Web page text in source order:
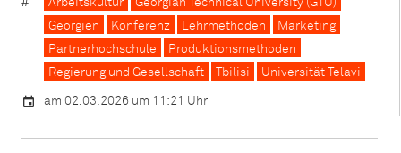
Arbeitskultur
Georgian Technical University (GTU)
Georgien
Konferenz Lehrmethoden
Marketing
Partnerhochschule
Produktionsmethoden
Regierung und Gesellschaft
Tbilisi Universität Telavi
am 02.03.2026 um 11:21 Uhr